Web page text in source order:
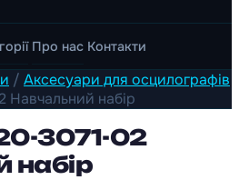
Про нас Контакти
/ Аксесуари для осцилографів
набір
3071-02
набір